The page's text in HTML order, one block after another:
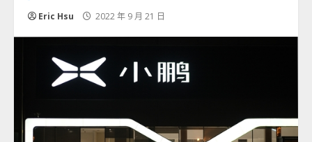
Eric Hsu 2022 年 9 月 21 日